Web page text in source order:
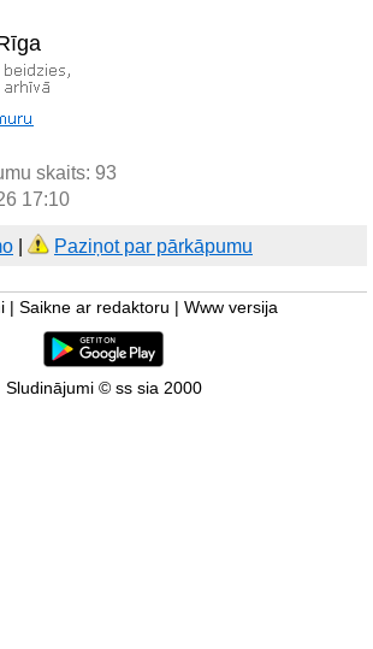
skaits: 93
17:10
Paziņot par pārkāpumu
Saikne ar redaktoru Www versija
Sludinājumi © ss sia 2000